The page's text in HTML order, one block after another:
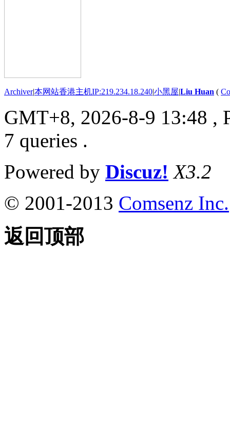
Archiver|本网站香港主机IP:219.234.18.240|小黑屋|Liu Huan (
GMT+8, 2026-8-9 13:48 ,
7 queries .
Powered by Discuz! X3.2
© 2001-2013 Comsenz Inc.
返回顶部